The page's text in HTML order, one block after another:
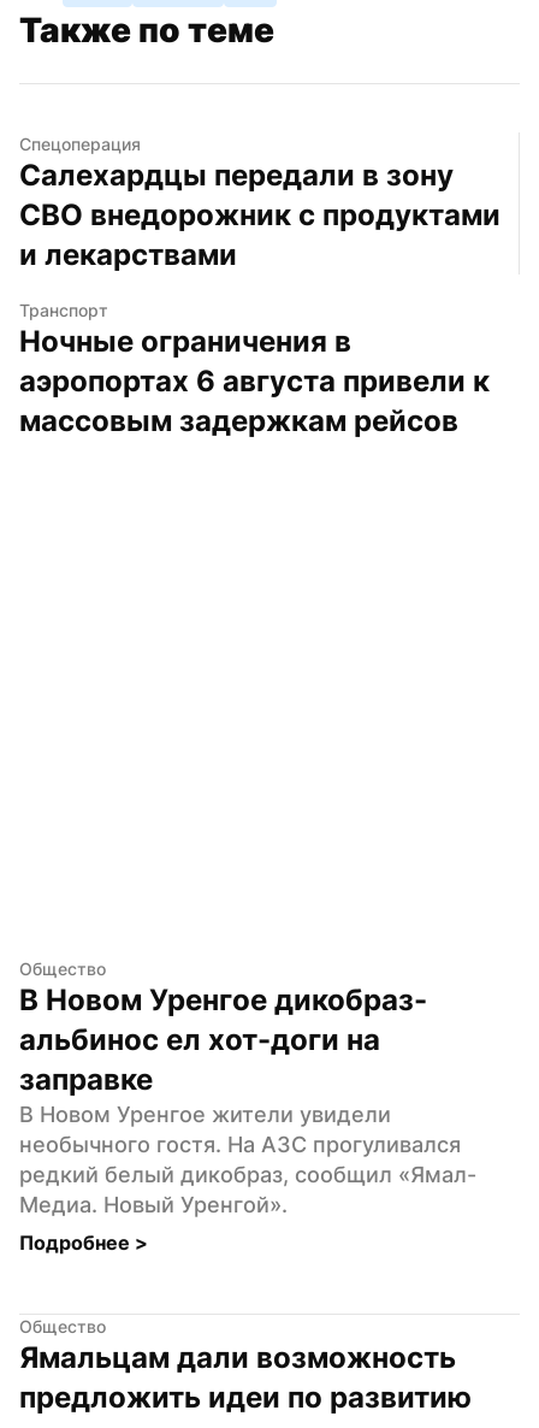
Также по теме
Спецоперация
Салехардцы передали в зону
СВО внедорожник с продуктами
и лекарствами
Транспорт
Ночные ограничения в
аэропортах 6 августа привели к
массовым задержкам рейсов
Общество
В Новом Уренгое дикобраз-
альбинос ел хот-доги на
заправке
В Новом Уренгое жители увидели
необычного гостя. На АЗС прогуливался
редкий белый дикобраз, сообщил «Ямал-
Медиа. Новый Уренгой».
Подробнее >
Общество
Ямальцам дали возможность
предложить идеи по развитию